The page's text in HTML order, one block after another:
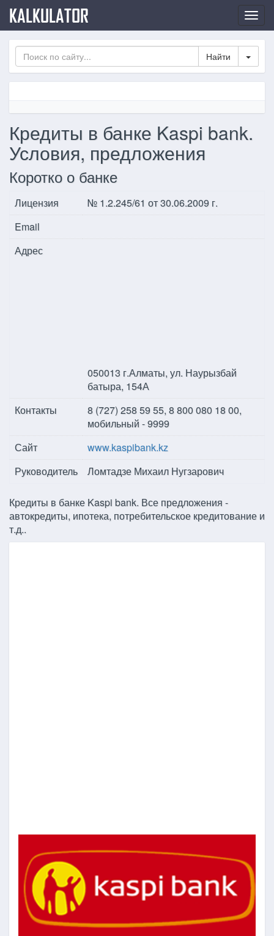
по
KALKULATOR
Кредиты в банке Kaspi bank.
Условия, предложения
Коротко о банке
Лицензия
№ 1.2.245/61 от 30.06.2009 г.
Email
Адрес
050013 г.Алматы, ул. Наурызбай
батыра, 154А
Контакты
8 (727) 258 59 55, 8 800 080 18 00,
мобильный - 9999
Сайт
www.kaspibank.kz
Руководитель
Ломтадзе Михаил Нугзарович
Кредиты в банке Kaspi bank. Все предложения -
автокредиты, ипотека, потребительское кредитование и
т.д..